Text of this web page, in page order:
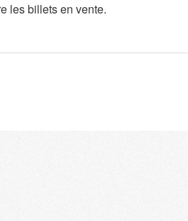
les billets en vente.